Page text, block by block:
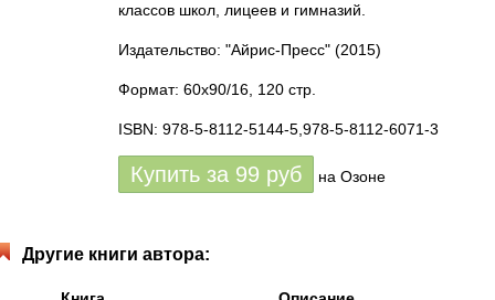
классов школ, лицеев и гимназий.
Издательство: "Айрис-Пресс" (2015)
Формат: 60x90/16, 120 стр.
ISBN: 978-5-8112-5144-5,978-5-8112-6071-3
Купить за 99 руб на Озоне
Другие книги автора: